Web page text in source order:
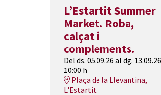
L’Estartit Summer
Market. Roba,
calçat i
complements.
Del ds. 05.09.26 al dg. 13.09.26
10:00 h
Plaça de la Llevantina,
L'Estartit